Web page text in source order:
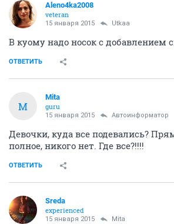
Aleno4ka2008
veteran
15 января 2015 Utkaa
В куому надо носок с добавлением
ОТВЕТИТЬ
M
Mita
guru
15 января 2015 Автоинформатор
Девочки, куда все подевались?
полное, никого нет. Где все?!!!!
ОТВЕТИТЬ
Sreda
experienced
15 января 2015 Mita